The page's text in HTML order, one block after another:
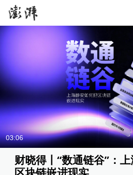
03:06
财晓得丨“数通链谷”：
区块链嵌进现实